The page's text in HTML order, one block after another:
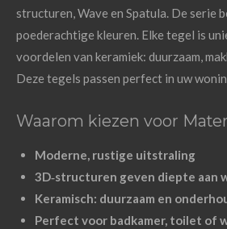
structuren, Wave en Spatula. De serie
poederachtige kleuren. Elke tegel is
voordelen van keramiek: duurzaam,
Deze tegels passen perfect in uw
Waarom kiezen voor
Moderne, rustige uitstraling
3D‑structuren geven diepte aan
Keramisch: duurzaam en
Perfect voor badkamer, toilet of